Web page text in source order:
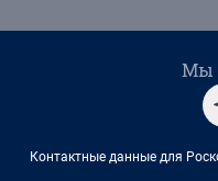
Мы
Контактные данные для